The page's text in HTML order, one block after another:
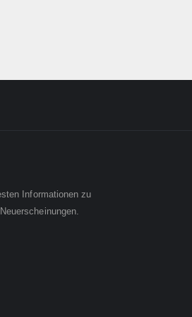
Informationen zu